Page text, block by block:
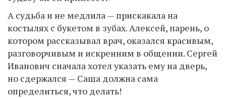
А судьба и не медлила — прискакала на
костылях с букетом в зубах. Алексей, парень, о
котором рассказывал врач, оказался красивым,
разговорчивым и искренним в общении. Сергей
Иванович сначала хотел указать ему на дверь,
но сдержался — Саша должна сама
определиться, что делать!